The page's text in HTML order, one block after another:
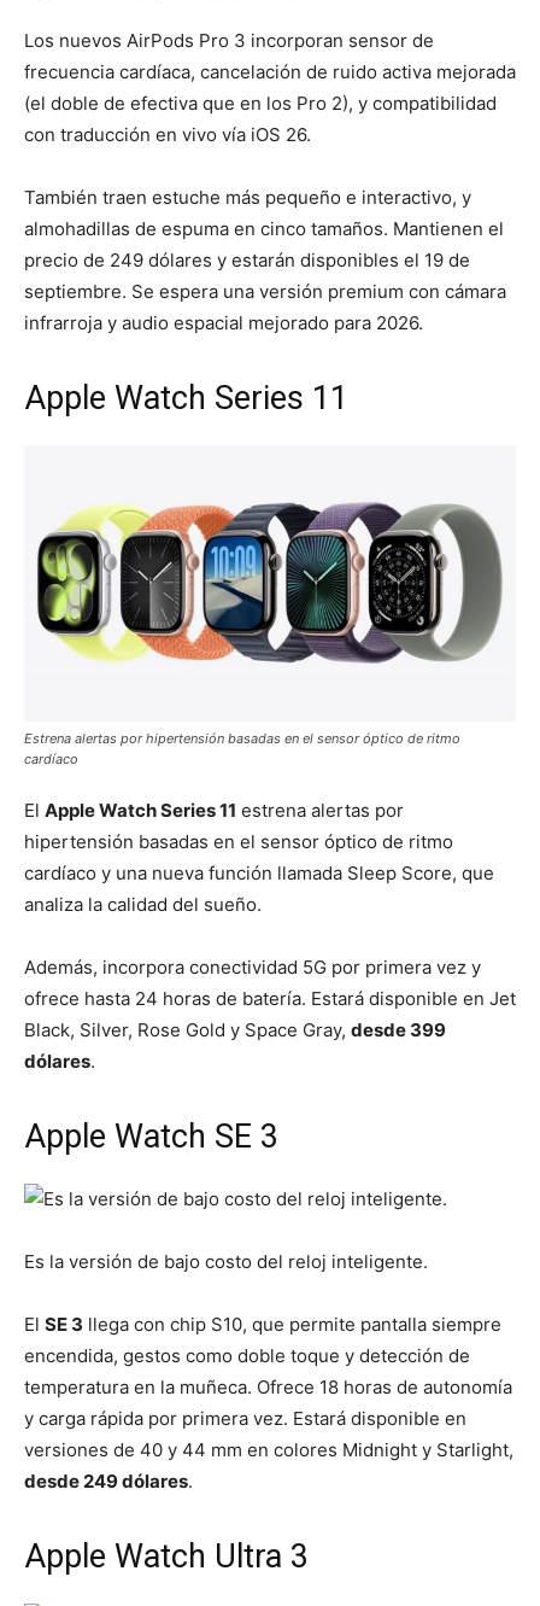
Los nuevos AirPods Pro 3 incorporan sensor de
frecuencia cardíaca, cancelación de ruido activa mejorada
(el doble de efectiva que en los Pro 2), y compatibilidad
con traducción en vivo vía iOS 26.
También traen estuche más pequeño e interactivo, y
almohadillas de espuma en cinco tamaños. Mantienen el
precio de 249 dólares y estarán disponibles el 19 de
septiembre. Se espera una versión premium con cámara
infrarroja y audio espacial mejorado para 2026.
Apple Watch Series 11
Estrena alertas por hipertensión basadas en el sensor óptico de ritmo
cardíaco
El Apple Watch Series 11 estrena alertas por
hipertensión basadas en el sensor óptico de ritmo
cardíaco y una nueva función llamada Sleep Score, que
analiza la calidad del sueño.
Además, incorpora conectividad 5G por primera vez y
ofrece hasta 24 horas de batería. Estará disponible en Jet
Black, Silver, Rose Gold y Space Gray, desde 399
dólares.
Apple Watch SE 3
Es la versión de bajo costo del reloj inteligente.
El SE 3 llega con chip S10, que permite pantalla siempre
encendida, gestos como doble toque y detección de
temperatura en la muñeca. Ofrece 18 horas de autonomía
y carga rápida por primera vez. Estará disponible en
versiones de 40 y 44 mm en colores Midnight y Starlight,
desde 249 dólares.
Apple Watch Ultra 3